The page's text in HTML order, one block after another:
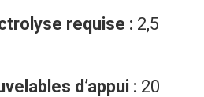
requise : 2,5
d’appui : 20